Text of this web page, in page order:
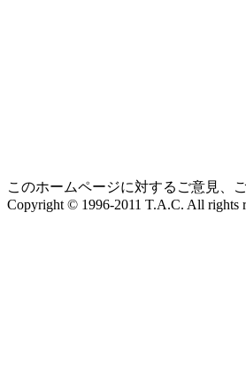
このホームページに対するご意見、ご
Copyright © 1996-2011 T.A.C. All rights